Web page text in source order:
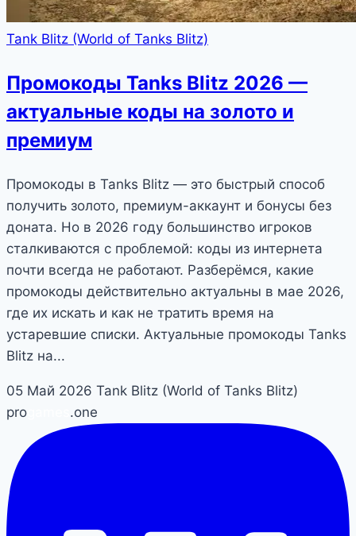
Tank Blitz (World of Tanks Blitz)
Промокоды Tanks Blitz 2026 —
актуальные коды на золото и
премиум
Промокоды в Tanks Blitz — это быстрый способ
получить золото, премиум-аккаунт и бонусы без
доната. Но в 2026 году большинство игроков
сталкиваются с проблемой: коды из интернета
почти всегда не работают. Разберёмся, какие
промокоды действительно актуальны в мае 2026,
где их искать и как не тратить время на
устаревшие списки. Актуальные промокоды Tanks
Blitz на...
05 Май 2026 Tank Blitz (World of Tanks Blitz)
pro
.one